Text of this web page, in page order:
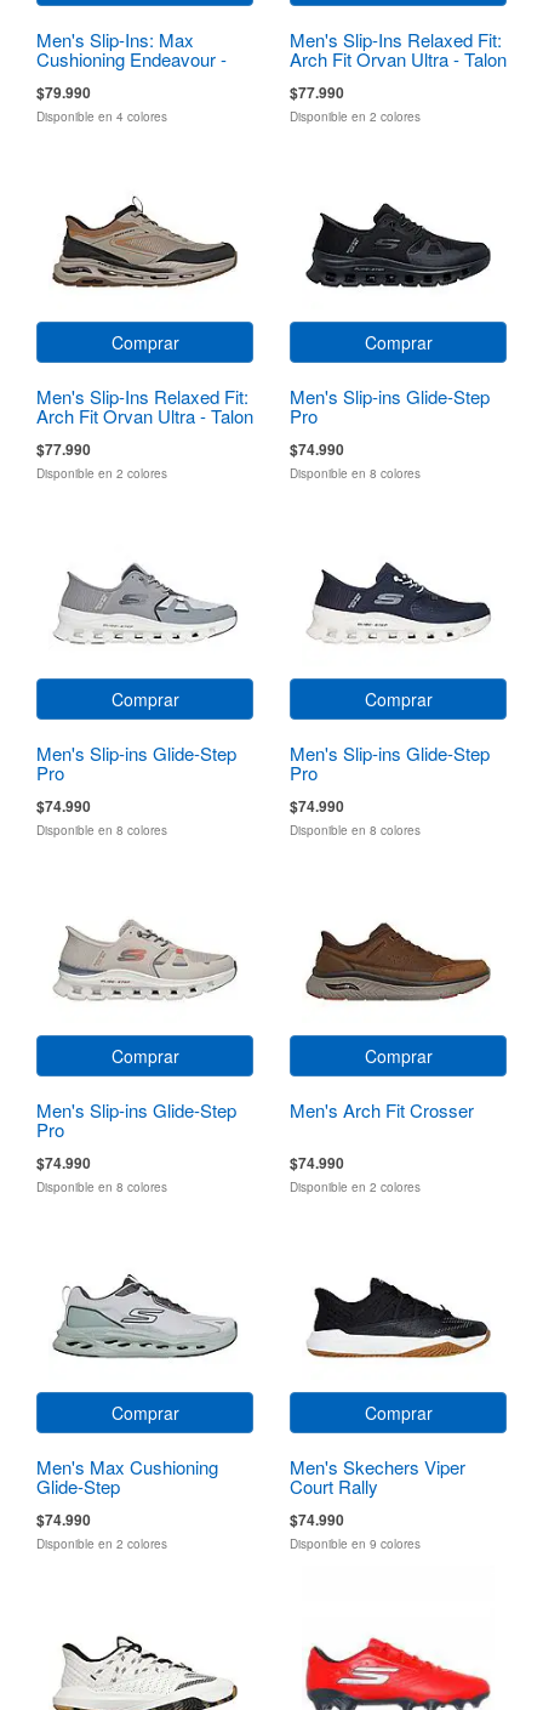
Men's Slip-Ins: Max
Cushioning Endeavour -
$79.990
Disponible en 4 colores
Men's Slip-Ins Relaxed Fit:
Arch Fit Orvan Ultra - Talon
$77.990
Disponible en 2 colores
Comprar
Men's Slip-Ins Relaxed Fit:
Arch Fit Orvan Ultra - Talon
$77.990
Disponible en 2 colores
Comprar
Men's Slip-ins Glide-Step
Pro
$74.990
Disponible en 8 colores
Comprar
Men's Slip-ins Glide-Step
Pro
$74.990
Disponible en 8 colores
Comprar
Men's Slip-ins Glide-Step
Pro
$74.990
Disponible en 8 colores
Comprar
Men's Slip-ins Glide-Step
Pro
$74.990
Disponible en 8 colores
Comprar
Men's Arch Fit Crosser
$74.990
Disponible en 2 colores
Comprar
Men's Max Cushioning
Glide-Step
$74.990
Disponible en 2 colores
Comprar
Men's Skechers Viper
Court Rally
$74.990
Disponible en 9 colores